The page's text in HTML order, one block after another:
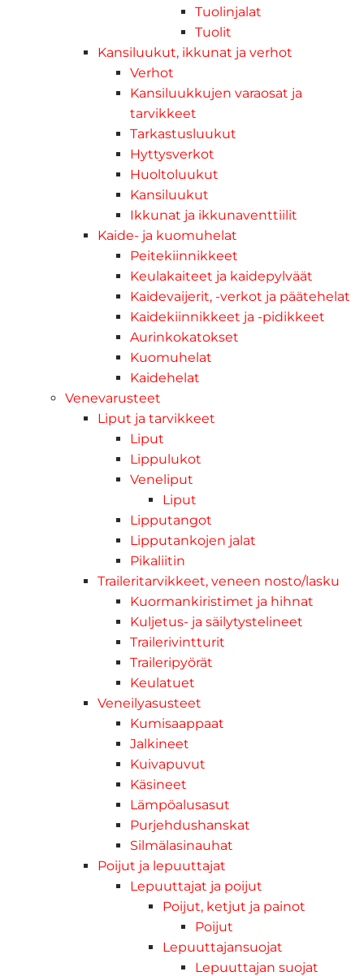
Tuolinjalat
Tuolit
Kansiluukut, ikkunat ja verhot
Verhot
Kansiluukkujen varaosat ja
tarvikkeet
Tarkastusluukut
Hyttysverkot
Huoltoluukut
Kansiluukut
Ikkunat ja ikkunaventtiilit
Kaide- ja kuomuhelat
Peitekiinnikkeet
Keulakaiteet ja kaidepylväät
Kaidevaijerit, -verkot ja päätehelat
Kaidekiinnikkeet ja -pidikkeet
Aurinkokatokset
Kuomuhelat
Kaidehelat
Venevarusteet
Liput ja tarvikkeet
Liput
Lippulukot
Veneliput
Liput
Lipputangot
Lipputankojen jalat
Pikaliitin
Traileritarvikkeet, veneen nosto/lasku
Kuormankiristimet ja hihnat
Kuljetus- ja säilytystelineet
Trailerivintturit
Traileripyörät
Keulatuet
Veneilyasusteet
Kumisaappaat
Jalkineet
Kuivapuvut
Käsineet
Lämpöalusasut
Purjehdushanskat
Silmälasinauhat
Poijut ja lepuuttajat
Lepuuttajat ja poijut
Poijut, ketjut ja painot
Poijut
Lepuuttajansuojat
Lepuuttajan suojat